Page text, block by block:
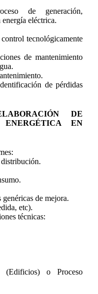
de generación,
eléctrica.
tecnológicamente
de mantenimiento
de pérdidas
DE
EN
de mejora.
etc).
técnicas:
(Edificios) o Proceso